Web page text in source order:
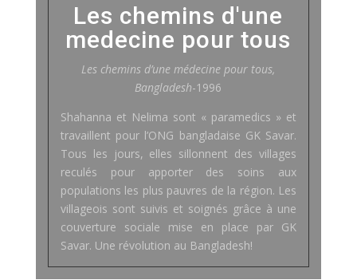
Les chemins d'une
medecine pour tous
Les chemins d’une médecine pour tous,
Bangladesh-1996
Shahanna et Nelima sont « paramedics » et
travaillent pour l’ONG bangladaise GK Savar.
Tous les jours, elles sillonnent des villages
reculés pour apporter des soins aux
populations les plus pauvres de la région. Les
villageois sont suivis et soignés grâce à une
couverture sociale mise en place par GK
Savar. Une révolution au Bangladesh!